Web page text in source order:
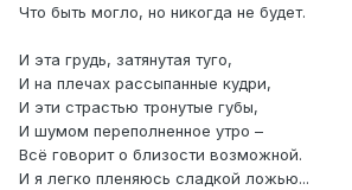
Что быть могло, но никогда не будет.
И эта грудь, затянутая туго,
И на плечах рассыпанные кудри,
И эти страстью тронутые губы,
И шумом переполненное утро –
Всё говорит о близости возможной.
И я легко пленяюсь сладкой ложью...